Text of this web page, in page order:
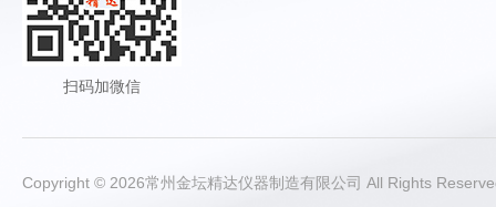
扫码加微信
Copyright © 2026常州金坛精达仪器制造有限公司 All Rights